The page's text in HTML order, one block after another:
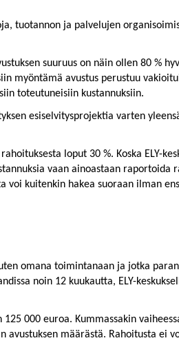
tuotannon ja palvelujen
suuruus on näin ollen 80 %
myöntämä avustus perustuu
toteutuneisiin kustannuksiin.
esiselvitysprojektia varten
loput 30 %. Koska ELY-
vaan ainoastaan raportoida
voi kuitenkin hakea suoraan ilman
omana toimintanaan ja jotka
noin 12 kuukautta, ELY-
000 euroa. Kummassakin
avustuksen määrästä. Rahoitusta ei